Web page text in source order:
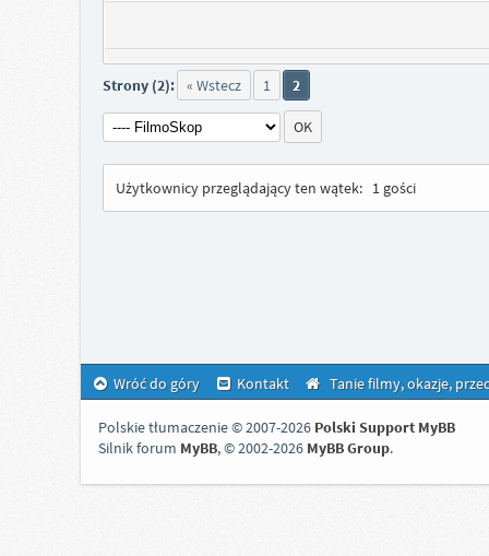
Strony (2): « Wstecz 1 2
Użytkownicy przeglądający ten wątek: 1 gości
Wróć do góry Kontakt Tanie filmy, okazje,
Polskie tłumaczenie © 2007-2026 Polski Support MyBB
Silnik forum MyBB, © 2002-2026 MyBB Group.